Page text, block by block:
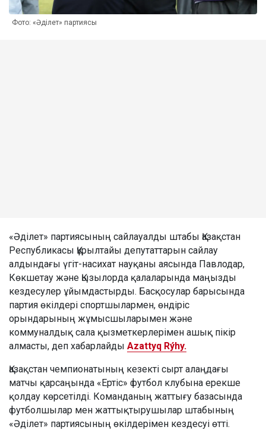
Фото: «Әділет» партиясы
«Әділет» партиясының сайлауалды штабы Қазақстан
Республикасы Құрылтайы депутаттарын сайлау
алдындағы үгіт-насихат науқаны аясында Павлодар,
Көкшетау және Қызылорда қалаларында маңызды
кездесулер ұйымдастырды. Басқосулар барысында
партия өкілдері спортшылармен, өндіріс
орындарының жұмысшыларымен және
коммуналдық сала қызметкерлерімен ашық пікір
алмасты, деп хабарлайды Azattyq Rýhy.
Қазақстан чемпионатының кезекті сырт алаңдағы
матчы қарсаңында «Ертіс» футбол клубына ерекше
қолдау көрсетілді. Команданың жаттығу базасында
футболшылар мен жаттықтырушылар штабының
«Әділет» партиясының өкілдерімен кездесуі өтті.